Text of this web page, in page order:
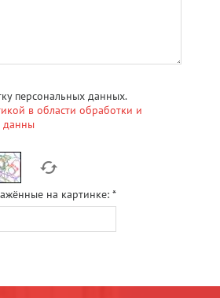
персональных данных.
в области обработки и
данны
на картинке: *